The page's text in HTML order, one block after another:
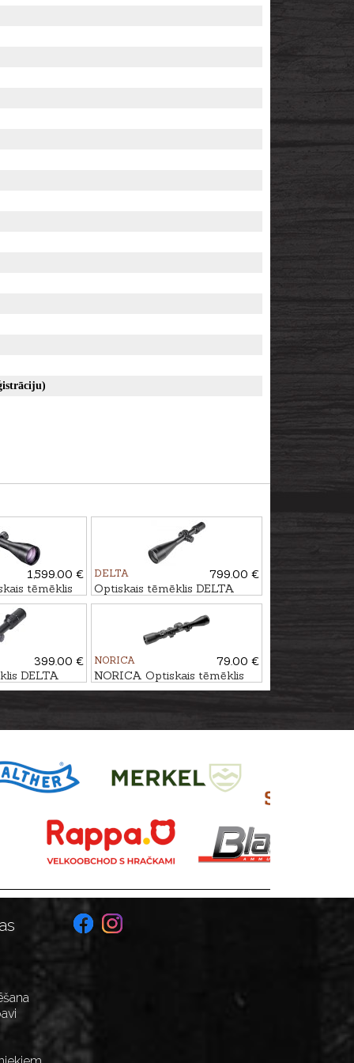
1,599.00 €
tēmēklis
10x42 RD -
DELTA
799.00 €
Optiskais tēmēklis DELTA
Titanium HD 2.5-15x56 SF -
399.00 €
DELTA
DDBR
NORICA
79.00 €
NORICA Optiskais tēmēklis
3-9x40 4 Plex ar